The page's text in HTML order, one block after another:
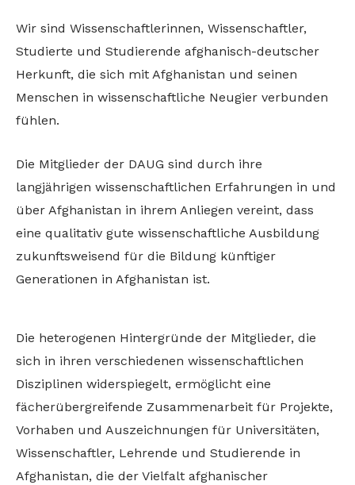
Wir sind Wissenschaftlerinnen, Wissenschaftler,
Studierte und Studierende afghanisch-deutscher
Herkunft, die sich mit Afghanistan und seinen
Menschen in wissenschaftliche Neugier verbunden
fühlen.
Die Mitglieder der DAUG sind durch ihre
langjährigen wissenschaftlichen Erfahrungen in und
über Afghanistan in ihrem Anliegen vereint, dass
eine qualitativ gute wissenschaftliche Ausbildung
zukunftsweisend für die Bildung künftiger
Generationen in Afghanistan ist.
Die heterogenen Hintergründe der Mitglieder, die
sich in ihren verschiedenen wissenschaftlichen
Disziplinen widerspiegelt, ermöglicht eine
fächerübergreifende Zusammenarbeit für Projekte,
Vorhaben und Auszeichnungen für Universitäten,
Wissenschaftler, Lehrende und Studierende in
Afghanistan, die der Vielfalt afghanischer